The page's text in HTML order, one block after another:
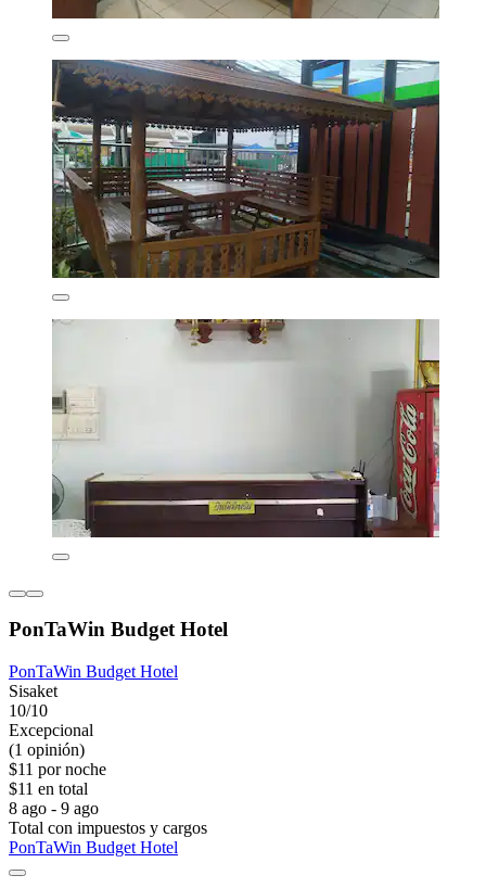
PonTaWin Budget Hotel
PonTaWin Budget Hotel
Sisaket
10/10
Excepcional
(1 opinión)
$11 por noche
$11 en total
8 ago - 9 ago
Total con impuestos y cargos
PonTaWin Budget Hotel